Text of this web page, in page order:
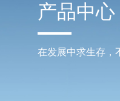
产品中心
在发展中求生存，